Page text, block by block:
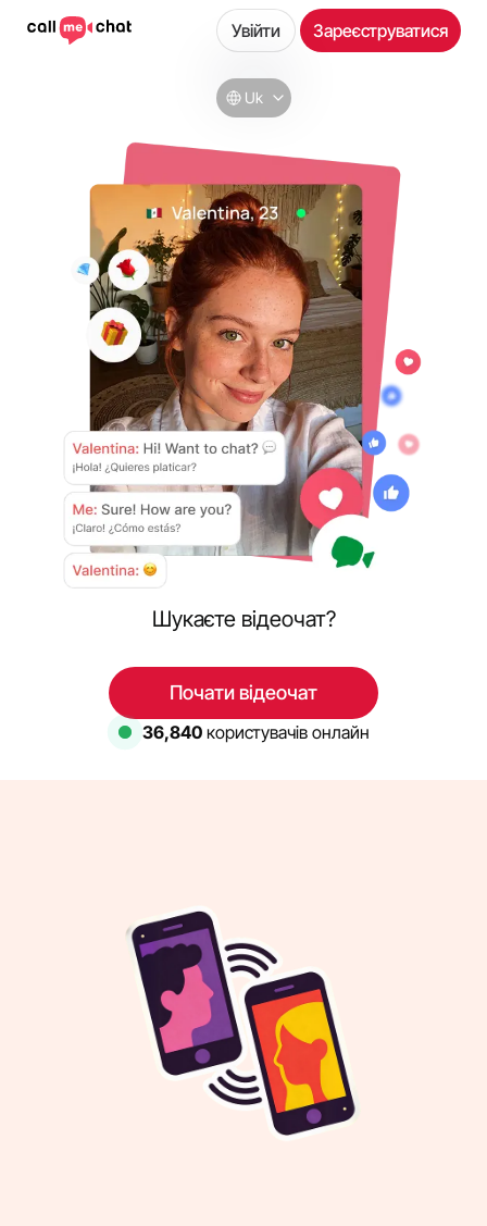
Uk
Увійти Зареєструватися
Шукаєте відеочат?
Почати відеочат
36,840користувачів онлайн